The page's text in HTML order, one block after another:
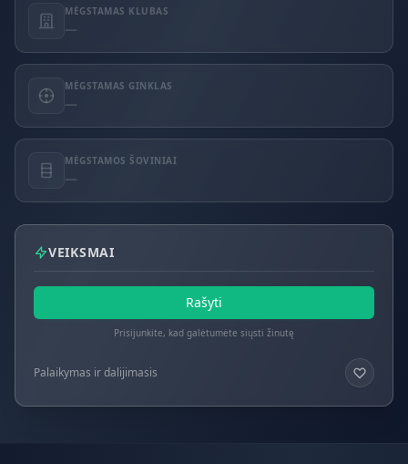
MĖGSTAMAS KLUBAS
—
MĖGSTAMAS GINKLAS
—
MĖGSTAMOS ŠOVINIAI
—
VEIKSMAI
Rašyti
Prisijunkite, kad galėtumėte siųsti žinutę
Palaikymas ir dalijimasis